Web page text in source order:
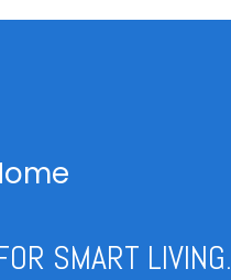
SMART LIVING.